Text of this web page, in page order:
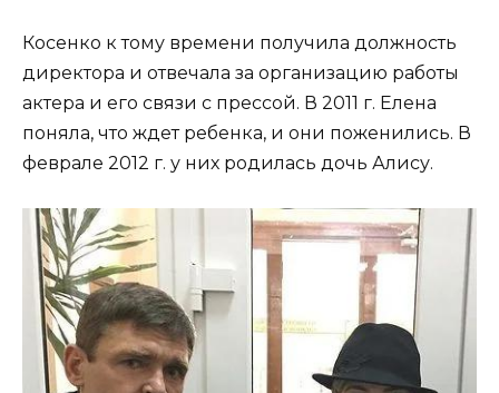
Косенко к тому времени получила должность
директора и отвечала за организацию работы
актера и его связи с прессой. В 2011 г. Елена
поняла, что ждет ребенка, и они поженились. В
феврале 2012 г. у них родилась дочь Алису.